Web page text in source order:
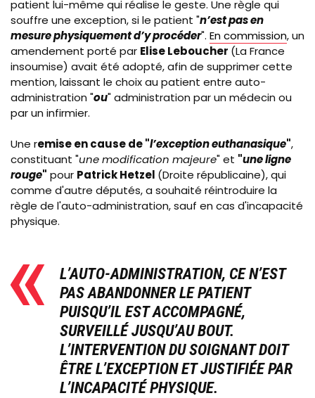
patient lui-même qui réalise le geste. Une règle qui
souffre une exception, si le patient "n’est pas en
mesure physiquement d’y procéder". En commission, un
amendement porté par Elise Leboucher (La France
insoumise) avait été adopté, afin de supprimer cette
mention, laissant le choix au patient entre auto-
administration "ou" administration par un médecin ou
par un infirmier.
Une remise en cause de "l’exception euthanasique",
constituant "une modification majeure" et "une ligne
rouge" pour Patrick Hetzel (Droite républicaine), qui
comme d'autre députés, a souhaité réintroduire la
règle de l'auto-administration, sauf en cas d'incapacité
physique.
L’AUTO-ADMINISTRATION, CE N’EST
PAS ABANDONNER LE PATIENT
PUISQU’IL EST ACCOMPAGNÉ,
SURVEILLÉ JUSQU’AU BOUT.
L’INTERVENTION DU SOIGNANT DOIT
ÊTRE L’EXCEPTION ET JUSTIFIÉE PAR
L’INCAPACITÉ PHYSIQUE.